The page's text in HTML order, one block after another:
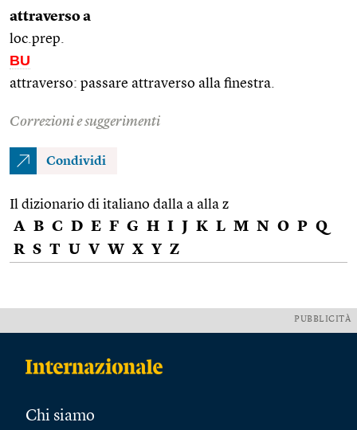
attraverso a
loc.prep.
BU
attraverso: passare attraverso alla finestra.
Correzioni e suggerimenti
Condividi
Il dizionario di italiano dalla a alla z
A B C D E F G H I J K L M N O P Q
R S T U V W X Y Z
PUBBLICITÀ
Chi siamo